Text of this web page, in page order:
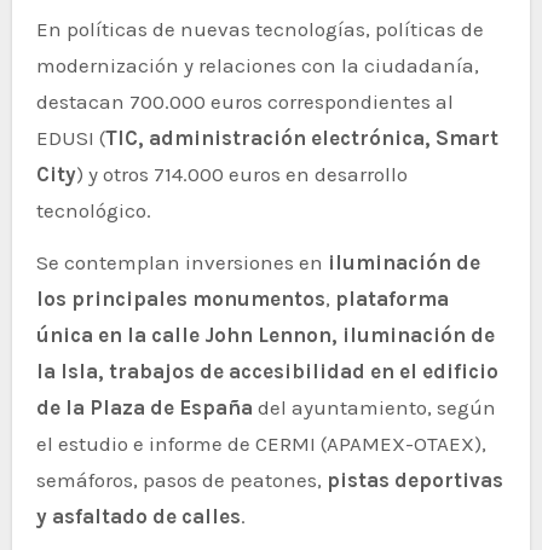
En políticas de nuevas tecnologías, políticas de
modernización y relaciones con la ciudadanía,
destacan 700.000 euros correspondientes al
EDUSI (TIC, administración electrónica, Smart
City) y otros 714.000 euros en desarrollo
tecnológico.
Se contemplan inversiones en iluminación de
los principales monumentos, plataforma
única en la calle John Lennon, iluminación de
la Isla, trabajos de accesibilidad en el edificio
de la Plaza de España del ayuntamiento, según
el estudio e informe de CERMI (APAMEX-OTAEX),
semáforos, pasos de peatones, pistas deportivas
y asfaltado de calles.